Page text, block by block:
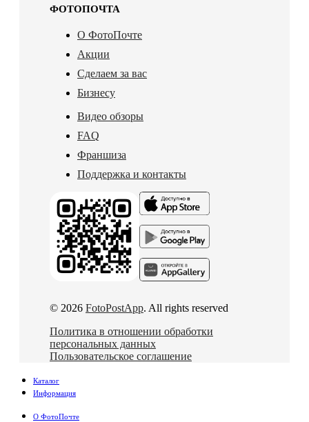
ФОТОПОЧТА
О ФотоПочте
Акции
Сделаем за вас
Бизнесу
Видео обзоры
FAQ
Франшиза
Поддержка и контакты
© 2026 FotoPostApp. All rights reserved
Политика в отношении обработки
персональных данных
Пользовательское соглашение
Каталог
Информация
О ФотоПочте